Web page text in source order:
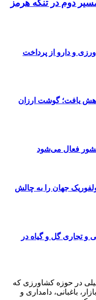
دوم در تنگه هرمز
کشاورزی و دارو از پرداخت
۳۰ درصد کاهش یافت؛ گوشت ارزان
کشور فعال می‌شود
جهان را به چالش
و تجاری گل و گیاه در
در حوزه کشاورزی که
باغبانی، دامداری و